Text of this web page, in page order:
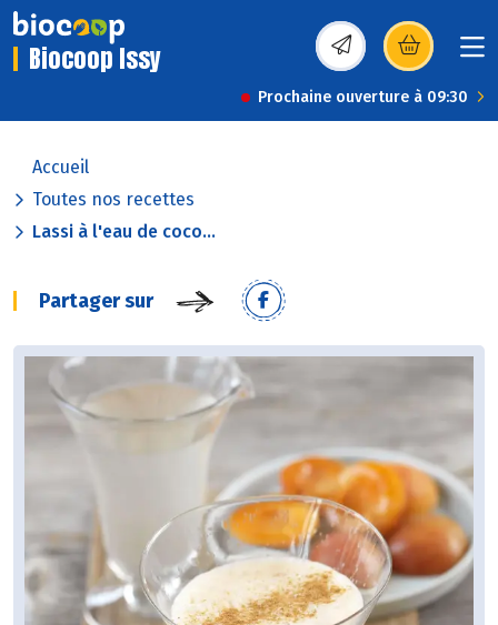
Biocoop Issy (s’ouvre dans une
Prochaine ouverture à 09:30
Accueil
Toutes nos recettes
Lassi à l'eau de coco...
Partager sur